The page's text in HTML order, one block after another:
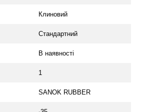
Клиновий
Стандартний
В наявності
1
SANOK RUBBER